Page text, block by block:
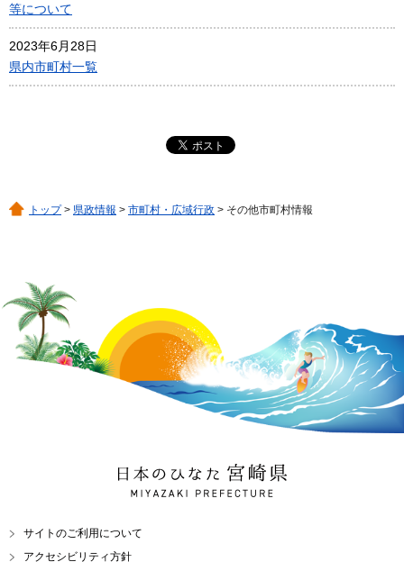
等について
2023年6月28日
県内市町村一覧
トップ> 県政情報 > 市町村・広域行政 > その他市町村情報
日本のひなた 宮崎県
MIYAZAKI PREFECTURE
サイトのご利用について
アクセシビリティ方針